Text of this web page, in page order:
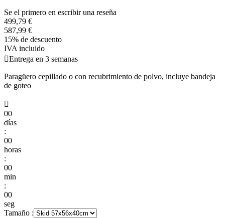
Se el primero en escribir una reseña
499,79 €
587,99 €
15% de descuento
IVA incluido
Entrega en 3 semanas
Paragüero cepillado o con recubrimiento de polvo, incluye bandeja
de goteo

00
días
:
00
horas
:
00
min
:
00
seg
Tamaño :